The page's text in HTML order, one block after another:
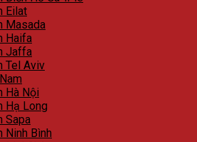
Eilat
Masada
Haifa
Jaffa
Tel Aviv
Hà Nội
Hạ Long
Sapa
Ninh Bình